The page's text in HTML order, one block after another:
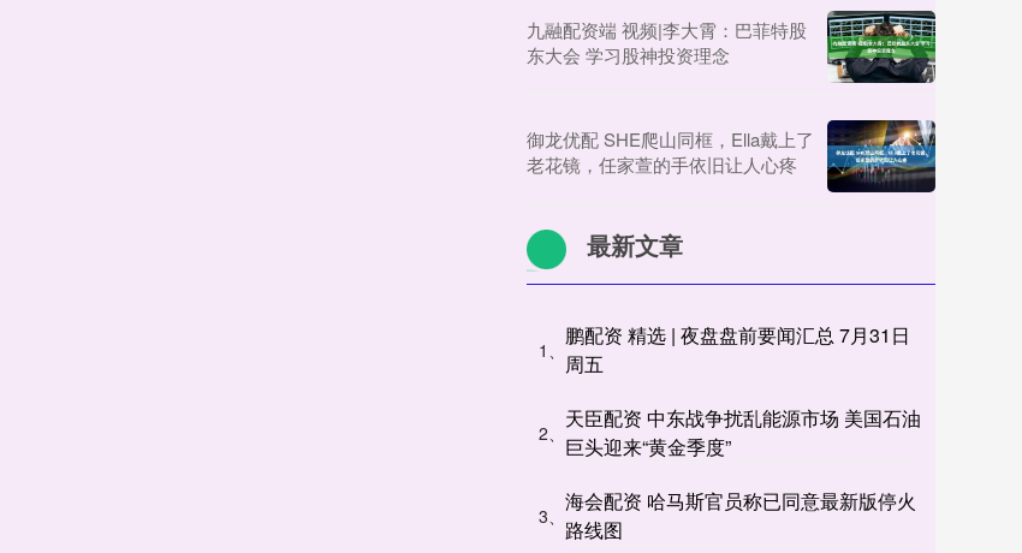
九融配资端 视频|李大霄：巴菲特股
东大会 学习股神投资理念
御龙优配 SHE爬山同框，Ella戴上了
老花镜，任家萱的手依旧让人心疼
最新文章
1、
鹏配资 精选 | 夜盘盘前要闻汇总 7月31日
周五
2、
天臣配资 中东战争扰乱能源市场 美国石油
巨头迎来“黄金季度”
3、
海会配资 哈马斯官员称已同意最新版停火
路线图